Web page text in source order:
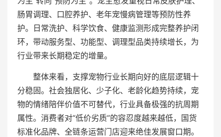
肠胃调理、口腔养护、老年宠慢病管理等预防性养
护。日常洗护、科学饮食、健康监测形成完整养护闭
环，带动服务型、功能型、调理型品类持续增长，为
行业带来长期稳定的增量。
整体来看，支撑宠物行业长期向好的底层逻辑十
分稳固。社会独居化、少子化、老龄化趋势持续，宠
物的情绪陪伴价值不可替代，行业具备极强的抗周期
属性。消费者对“低价劣质”的容忍度越来越低，国货
标准化品牌、全链条运营门店迎来绝佳发展窗口期。